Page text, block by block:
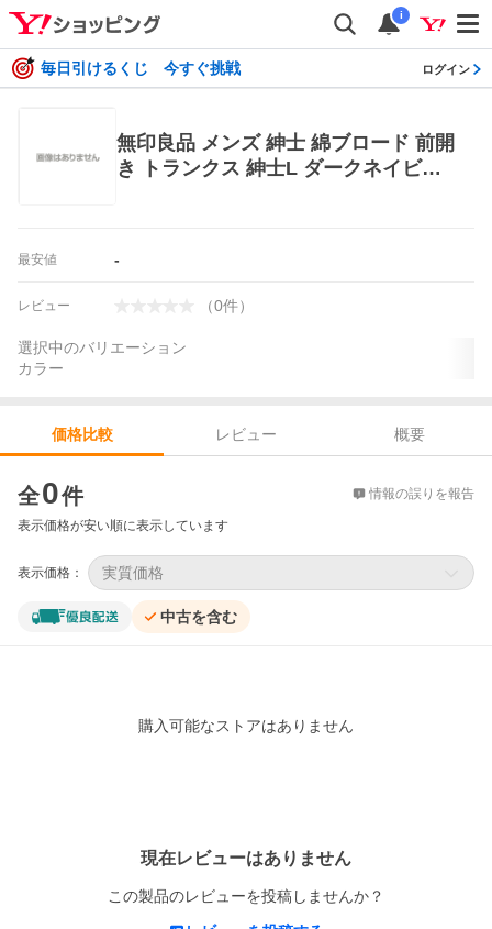
i
毎日引けるくじ 今すぐ挑戦 ログイン
無印良品 メンズ 紳士 綿ブロード 前開
き トランクス 紳士L ダークネイビー
最安値 -
レビュー （0件）
選択中のバリエーション
カラー
価格比較 レビュー
概要
全0件 情報の誤りを報告
表示価格が安い順に表示しています
表示価格： 実質価格
中古を含む
購入可能なストアはありません
現在レビューはありません
この製品のレビューを投稿しませんか？